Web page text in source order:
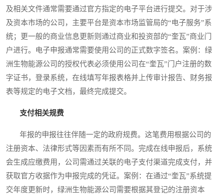
及相关文件通常需要通过官方指定的电子平台进行提交。对于涉
及资本市场的公司，主要平台是资本市场监管局的“电子服务”系
统；更一般的商业信息更新则通过商业和投资部的“奎瓦”商业门
户进行。电子申报通常需要使用公司的正式数字签名。案例：绿
洲生物能源公司的授权代表必须使用公司在“奎瓦”门户注册的数
字证书，登录系统，在线填写年报表格并上传审计报告、财务报
表等规定的电子文档，最终完成提交。
支付相关规费
年报的申报往往伴随一定的政府规费。这笔费用根据公司的
注册资本、法律形式等因素而有所不同。完成在线申报后，系统
会生成应缴费用，公司需通过关联的电子支付渠道完成支付，并
获取官方收据作为申报完成的凭证。案例：在通过“奎瓦”系统提
交年度更新时，绿洲生物能源公司需要根据其登记的注册资本